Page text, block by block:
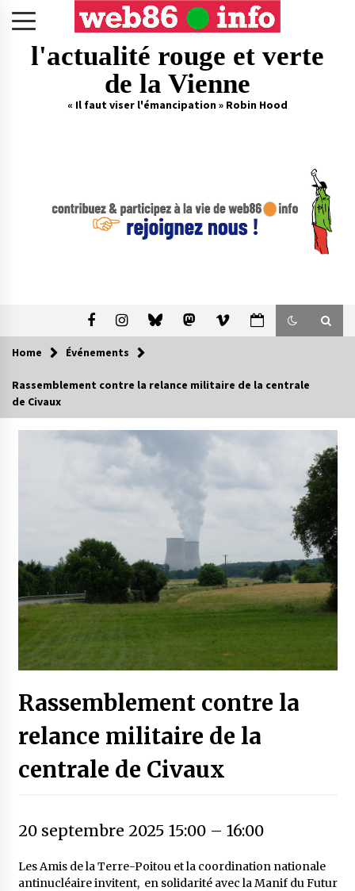
l'actualité rouge et verte
de la Vienne
« Il faut viser l'émancipation » Robin Hood
Home Événements
Rassemblement contre la relance militaire de la centrale
de Civaux
Rassemblement contre la
relance militaire de la
centrale de Civaux
20 septembre 2025 15:00– 16:00
Les Amis de la Terre-Poitou et la coordination nationale
antinucléaire invitent, en solidarité avec la Manif du Futur